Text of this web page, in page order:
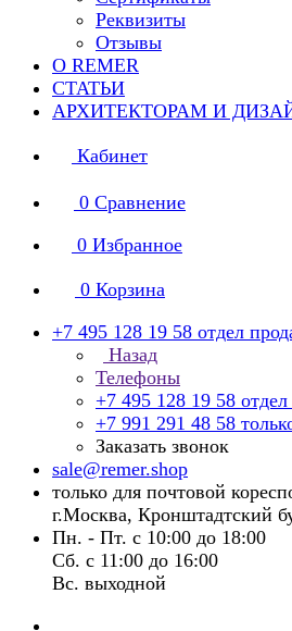
Реквизиты
Отзывы
О REMER
СТАТЬИ
АРХИТЕКТОРАМ И
Кабинет
0 Сравнение
0 Избранное
0 Корзина
+7 495 128 19 58 отдел
Назад
Телефоны
+7 495 128 19 58
+7 991 291 48 58
Заказать звонок
sale@remer.shop
только для почтовой
г.Москва, Кронштадтский
Пн. - Пт. с 10:00 до 18:00
Сб. с 11:00 до 16:00
Вс. выходной